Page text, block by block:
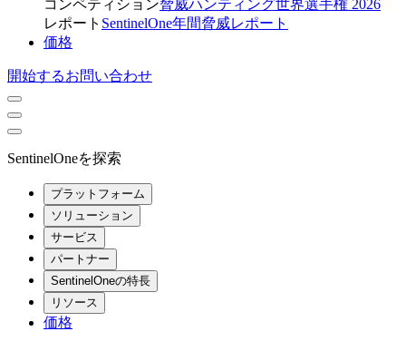
コンペティション脅威ハンティング世界選手権 2026
レポート SentinelOne年間脅威レポート
価格
開始するお問い合わせ
SentinelOneを探索
プラットフォーム
ソリューション
サービス
パートナー
SentinelOneの特長
リソース
価格